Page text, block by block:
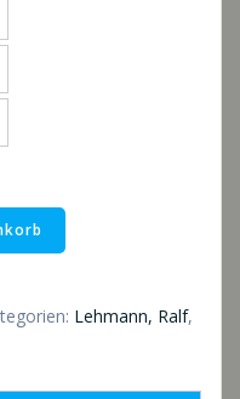
bis
Lehmann, Ralf,